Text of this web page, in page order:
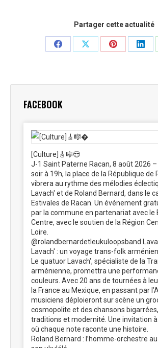
Partager cette actualité
PartagerPartagerPartager
FACEBOOK
[Culture]🎸🎼😎
J-1 Saint Paterne Racan, 8 août 2026
soir à 19h, la place de la République de
vibrera au rythme des mélodies
Lavach' et de Roland Bernard, dans le
Estivales de Racan. Un événement
par la commune en partenariat avec le
Centre, avec le soutien de la Région
Loire.
@rolandbernardetleukuloopsband
Lavach' : un voyage trans-folk arménien
Le quatuor Lavach', spécialiste de la
arménienne, promettra une
couleurs. Avec 20 ans de tournées à
la France au Mexique, en passant par
musiciens déploieront sur scène un
cosmopolite et des chansons
traditions et modernité. Une invitation à
où chaque note raconte une histoire.
Roland Bernard : l’homme-orchestre